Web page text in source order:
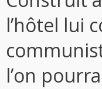
l’hôtel lui
l’on